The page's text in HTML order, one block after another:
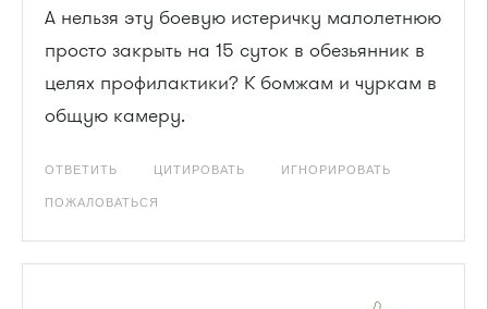
А нельзя эту боевую истеричку малолетнюю
просто закрыть на 15 суток в обезьянник в
целях профилактики? К бомжам и чуркам в
общую камеру.
ОТВЕТИТЬ ЦИТИРОВАТЬ ИГНОРИРОВАТЬ
ПОЖАЛОВАТЬСЯ